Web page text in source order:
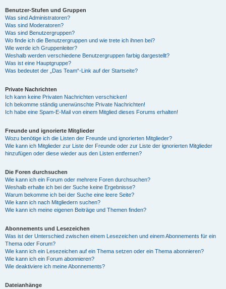
V
d
e
o
Benutzer-Stufen und Gruppen
Was sind Administratoren?
Was sind Moderatoren?
Was sind Benutzergruppen?
Wo finde ich die Benutzergruppen und wie trete ich ihnen bei?
Wie werde ich Gruppenleiter?
Weshalb werden verschiedene Benutzergruppen farbig dargestellt?
Was ist eine Hauptgruppe?
Was bedeutet der „Das Team“-Link auf der Startseite?
Private Nachrichten
Ich kann keine Privaten Nachrichten verschicken!
Ich bekomme ständig unerwünschte Private Nachrichten!
Ich habe eine Spam-E-Mail von einem Mitglied dieses Forums erhalten!
Freunde und ignorierte Mitglieder
Wozu benötige ich die Listen der Freunde und ignorierten Mitglieder?
Wie kann ich Mitglieder zur Liste der Freunde oder zur Liste der ignorierten Mitglieder
hinzufügen oder diese wieder aus den Listen entfernen?
Die Foren durchsuchen
Wie kann ich ein Forum oder mehrere Foren durchsuchen?
Weshalb erhalte ich bei der Suche keine Ergebnisse?
Warum bekomme ich bei der Suche eine leere Seite?
Wie kann ich nach Mitgliedern suchen?
Wie kann ich meine eigenen Beiträge und Themen finden?
Abonnements und Lesezeichen
Was ist der Unterschied zwischen einem Lesezeichen und einem Abonnements für ein
Thema oder Forum?
Wie kann ich ein Lesezeichen auf ein Thema setzen oder ein Thema abonnieren?
Wie kann ich ein Forum abonnieren?
Wie deaktiviere ich meine Abonnements?
Dateianhänge